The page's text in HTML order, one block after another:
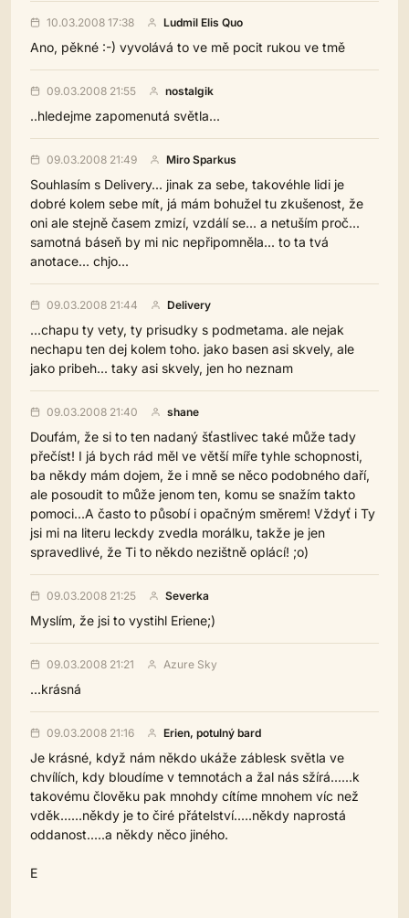
10.03.2008 17:38 Ludmil Elis Quo
Ano, pěkné :-) vyvolává to ve mě pocit rukou ve tmě
09.03.2008 21:55 nostalgik
..hledejme zapomenutá světla...
09.03.2008 21:49 Miro Sparkus
Souhlasím s Delivery... jinak za sebe, takovéhle lidi je
dobré kolem sebe mít, já mám bohužel tu zkušenost, že
oni ale stejně časem zmizí, vzdálí se... a netuším proč...
samotná báseň by mi nic nepřipomněla... to ta tvá
anotace... chjo...
09.03.2008 21:44 Delivery
...chapu ty vety, ty prisudky s podmetama. ale nejak
nechapu ten dej kolem toho. jako basen asi skvely, ale
jako pribeh... taky asi skvely, jen ho neznam
09.03.2008 21:40 shane
Doufám, že si to ten nadaný šťastlivec také může tady
přečíst! I já bych rád měl ve větší míře tyhle schopnosti,
ba někdy mám dojem, že i mně se něco podobného daří,
ale posoudit to může jenom ten, komu se snažím takto
pomoci...A často to působí i opačným směrem! Vždyť i Ty
jsi mi na literu leckdy zvedla morálku, takže je jen
spravedlivé, že Ti to někdo nezištně oplácí! ;o)
09.03.2008 21:25 Severka
Myslím, že jsi to vystihl Eriene;)
09.03.2008 21:21 Azure Sky
...krásná
09.03.2008 21:16 Erien, potulný bard
Je krásné, když nám někdo ukáže záblesk světla ve
chvílích, kdy bloudíme v temnotách a žal nás sžírá......k
takovému člověku pak mnohdy cítíme mnohem víc než
vděk......někdy je to čiré přátelství.....někdy naprostá
oddanost.....a někdy něco jiného.
E